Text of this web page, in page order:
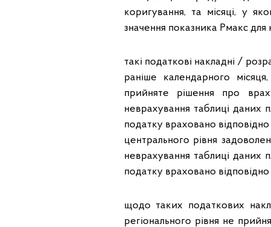
коригування, та місяці, у
значення показника Рмакс для
такі податкові накладні /
раніше календарного
прийняте рішення про
неврахування таблиці даних
податку враховано
центрального рівня
неврахування таблиці даних
податку враховано
щодо таких податкових
регіонального рівня не